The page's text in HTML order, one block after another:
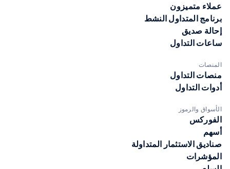
عملاء متميزون
برنامج المتداول النشط
إحالة صديق
ساعات التداول
المنصات
منصات التداول
أدوات التداول
الأسواق والرموز
الفوركس
أسهم
صناديق الاستثمار المتداولة
المؤشرات